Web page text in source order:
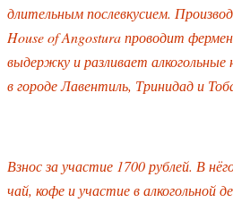
длительным послевкусием.
House of Angostura проводит
выдержку и разливает алкогольные
в городе Лавентиль, Тринидад и
Взнос за участие 1700 рублей. В
чай, кофе и участие в алкогольной